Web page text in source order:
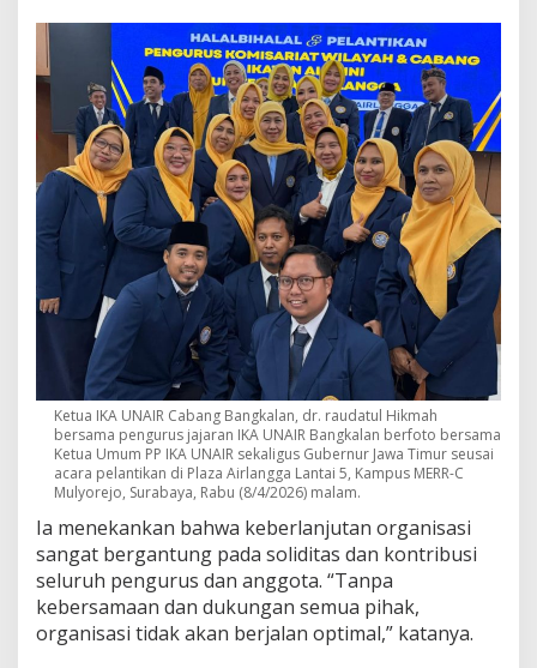
Ketua IKA UNAIR Cabang Bangkalan, dr. raudatul Hikmah
bersama pengurus jajaran IKA UNAIR Bangkalan berfoto bersama
Ketua Umum PP IKA UNAIR sekaligus Gubernur Jawa Timur seusai
acara pelantikan di Plaza Airlangga Lantai 5, Kampus MERR-C
Mulyorejo, Surabaya, Rabu (8/4/2026) malam.
Ia menekankan bahwa keberlanjutan organisasi
sangat bergantung pada soliditas dan kontribusi
seluruh pengurus dan anggota. “Tanpa
kebersamaan dan dukungan semua pihak,
organisasi tidak akan berjalan optimal,” katanya.